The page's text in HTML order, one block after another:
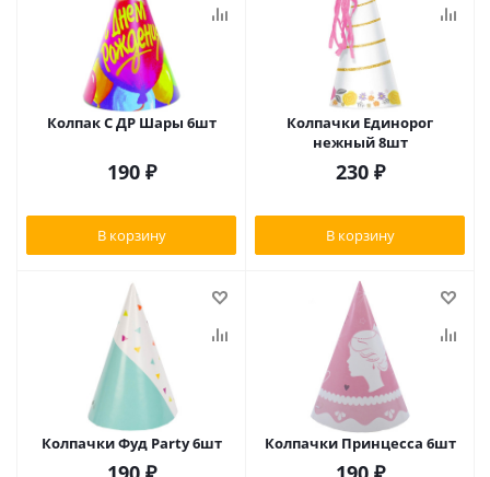
Колпак С ДР Шары 6шт
190₽
В корзину
Колпачки Единорог
нежный 8шт
230₽
В корзину
Колпачки Фуд Party 6шт Колпачки Принцесса 6шт